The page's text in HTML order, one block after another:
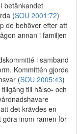
betänkandet
(SOU 2001:72)
de behöver efter att
annan i familjen
i samband
Kommittén gjorde
(SOU 2005:43)
till hälso- och
det krävdes en
göra inom ramen för